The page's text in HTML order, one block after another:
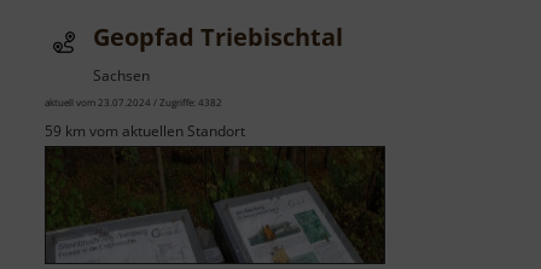
Geopfad Triebischtal
Sachsen
aktuell vom 23.07.2024 / Zugriffe: 4382
59 km vom aktuellen Standort